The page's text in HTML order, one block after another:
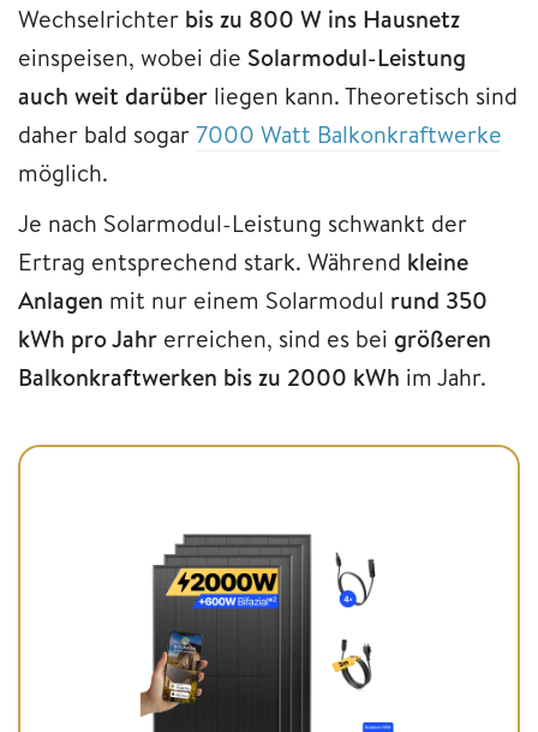
Wechselrichter bis zu 800 W ins Hausnetz
einspeisen, wobei die Solarmodul-Leistung
auch weit darüber liegen kann. Theoretisch sind
daher bald sogar7000 Watt Balkonkraftwerke
möglich.
Je nach Solarmodul-Leistung schwankt der
Ertrag entsprechend stark. Während kleine
Anlagen mit nur einem Solarmodul rund 350
kWh pro Jahr erreichen, sind es bei größeren
Balkonkraftwerken bis zu 2000 kWh im Jahr.